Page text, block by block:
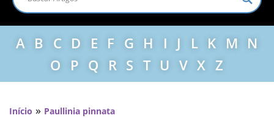
A B C D E F G H I J L K M N
O
P Q R S T U V X Z
Início » Paullinia pinnata